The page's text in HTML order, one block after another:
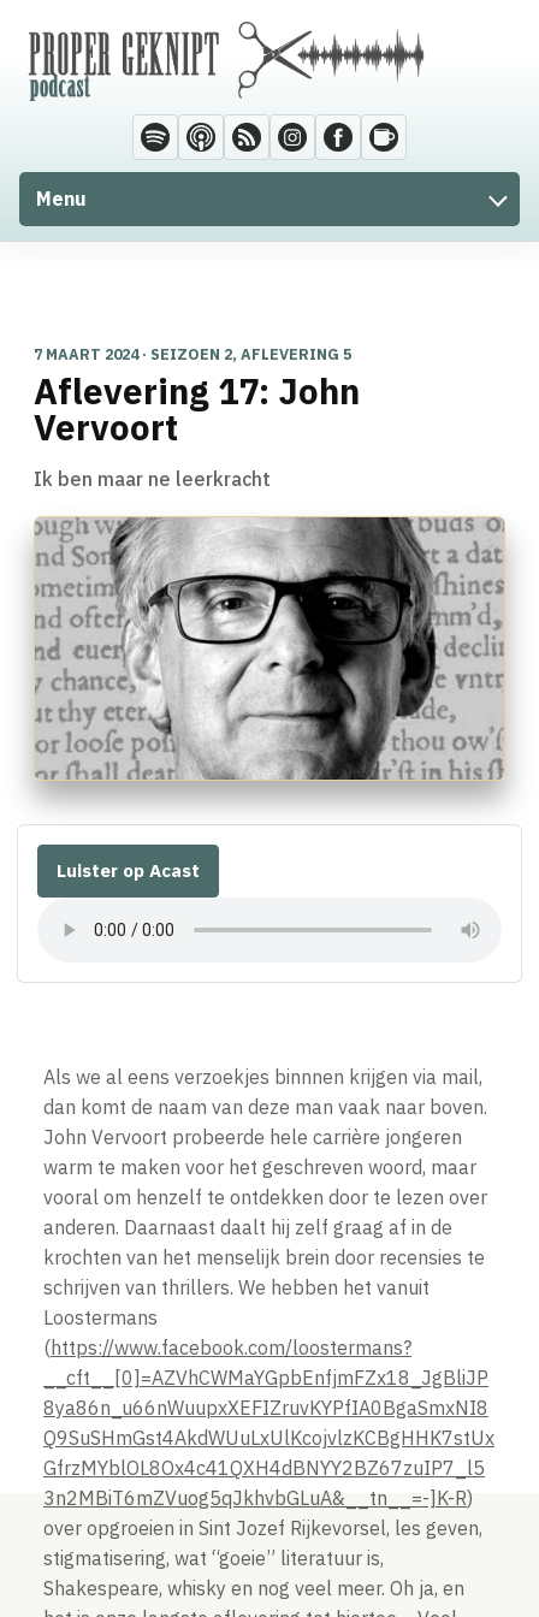
Menu
7 MAART 2024 · SEIZOEN 2, AFLEVERING 5
Aflevering 17: John
Vervoort
Ik ben maar ne leerkracht
Luister op Acast
Als we al eens verzoekjes binnnen krijgen via mail,
dan komt de naam van deze man vaak naar boven.
John Vervoort probeerde hele carrière jongeren
warm te maken voor het geschreven woord, maar
vooral om henzelf te ontdekken door te lezen over
anderen. Daarnaast daalt hij zelf graag af in de
krochten van het menselijk brein door recensies te
schrijven van thrillers. We hebben het vanuit
Loostermans
(https://www.facebook.com/loostermans?
__cft__[0]=AZVhCWMaYGpbEnfjmFZx18_JgBliJP
8ya86n_u66nWuupxXEFIZruvKYPfIA0BgaSmxNI8
Q9SuSHmGst4AkdWUuLxUlKcojvlzKCBgHHK7stUx
GfrzMYblOL8Ox4c41QXH4dBNYY2BZ67zuIP7_l5
3n2MBiT6mZVuog5qJkhvbGLuA&__tn__=-]K-R)
over opgroeien in Sint Jozef Rijkevorsel, les geven,
stigmatisering, wat “goeie” literatuur is,
Shakespeare, whisky en nog veel meer. Oh ja, en